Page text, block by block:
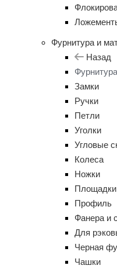
Фурнитура и
Назад
Замки
Ручки
Петли
Уголки
Угловые
Колеса
Ножки
Профиль
Фанера и
Для
Черная
Чашки